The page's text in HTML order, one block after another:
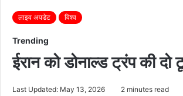
लाइव अपडेट विश्व
Trending
ईरान को डोनाल्ड ट्रंप की दो
Last Updated: May 13, 2026 2 minutes read